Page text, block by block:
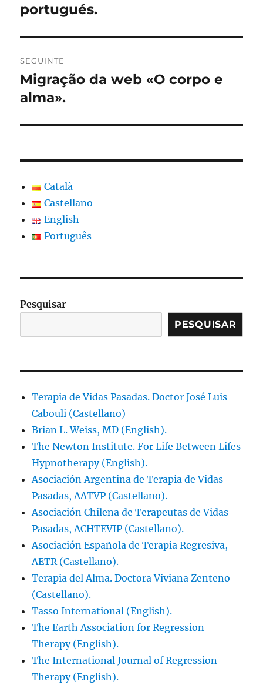
portugués.
SEGUINTE
Artigo
seguinte:
Migração da web «O corpo e
alma».
Català
Castellano
English
Português
Pesquisar
PESQUISAR
Terapia de Vidas Pasadas. Doctor José Luis
Cabouli (Castellano)
Brian L. Weiss, MD (English).
The Newton Institute. For Life Between Lifes
Hypnotherapy (English).
Asociación Argentina de Terapia de Vidas
Pasadas, AATVP (Castellano).
Asociación Chilena de Terapeutas de Vidas
Pasadas, ACHTEVIP (Castellano).
Asociación Española de Terapia Regresiva,
AETR (Castellano).
Terapia del Alma. Doctora Viviana Zenteno
(Castellano).
Tasso International (English).
The Earth Association for Regression
Therapy (English).
The International Journal of Regression
Therapy (English).